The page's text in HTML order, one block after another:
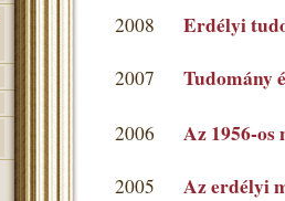
2008 Erdélyi
2007 Tudomány
2006 Az 1956-
2005 Az erdélyi